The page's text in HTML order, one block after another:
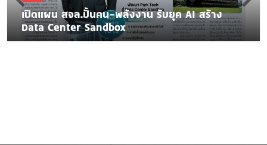
เปิดแผน สจล.ปั้นคน-พลังงาน รับยุค AI สร้าง
Data Center Sandbox